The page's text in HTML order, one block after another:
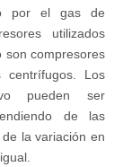
por el gas de
utilizados
son compresores
centrífugos. Los
pueden ser
de las
la variación en